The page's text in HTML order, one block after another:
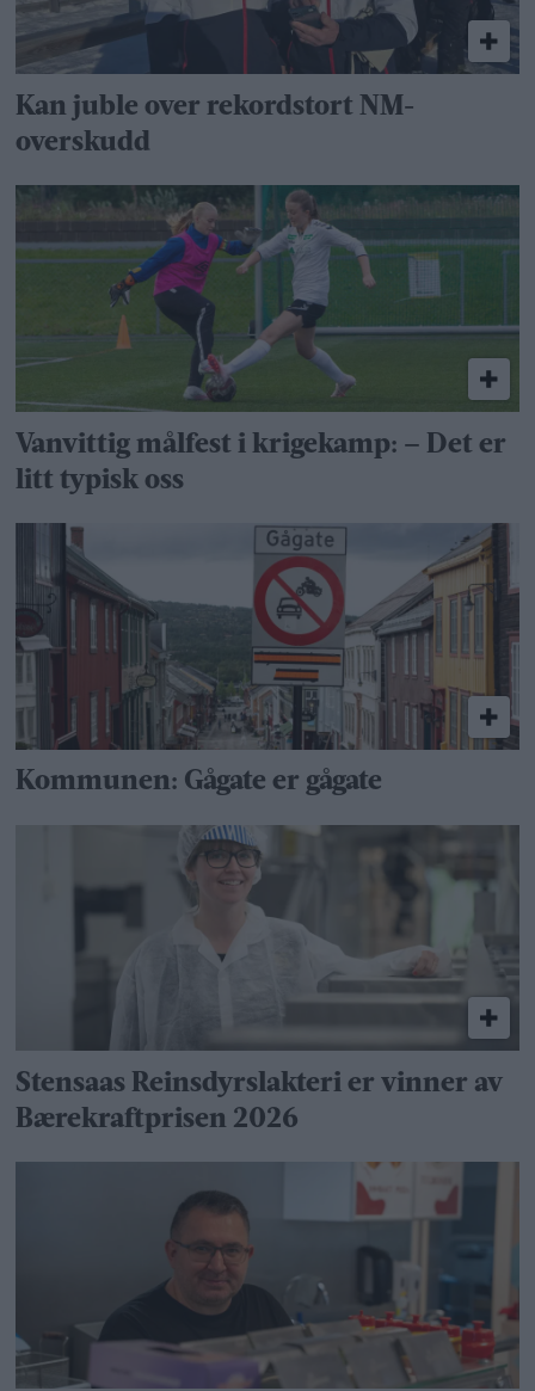
Kan juble over rekordstort NM-
overskudd
Vanvittig målfest i krigekamp: – Det er
litt typisk oss
Kommunen: Gågate er gågate
Stensaas Reinsdyrslakteri er vinner av
Bærekraftprisen 2026